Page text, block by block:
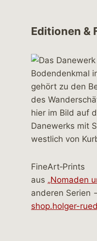
Editionen &
FineArt‑Prints
aus „Nomaden
anderen Serien
shop.holger-